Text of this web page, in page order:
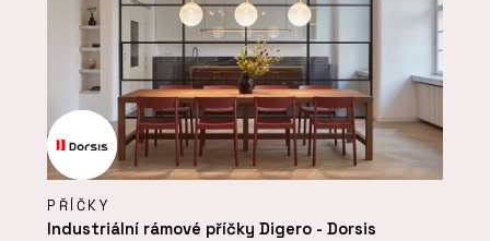
PŘÍČKY
Industriální rámové příčky Digero - Dorsis